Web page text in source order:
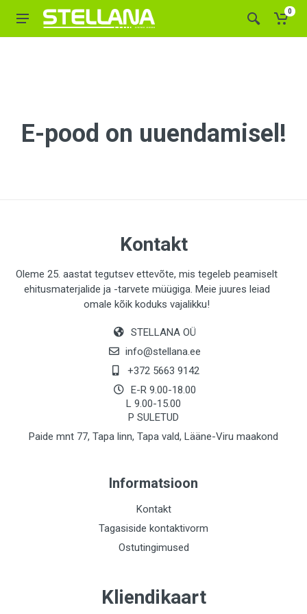
0
E-pood on uuendamisel!
Kontakt
Oleme 25. aastat tegutsev ettevõte, mis tegeleb peamiselt
ehitusmaterjalide ja -tarvete müügiga. Meie juures leiad
omale kõik koduks vajalikku!
STELLANA OÜ
info@stellana.ee
+372 5663 9142
E-R 9.00-18.00
L 9.00-15.00
P SULETUD
Paide mnt 77, Tapa linn, Tapa vald, Lääne-Viru maakond
Informatsioon
Kontakt
Tagasiside kontaktivorm
Ostutingimused
Kliendikaart